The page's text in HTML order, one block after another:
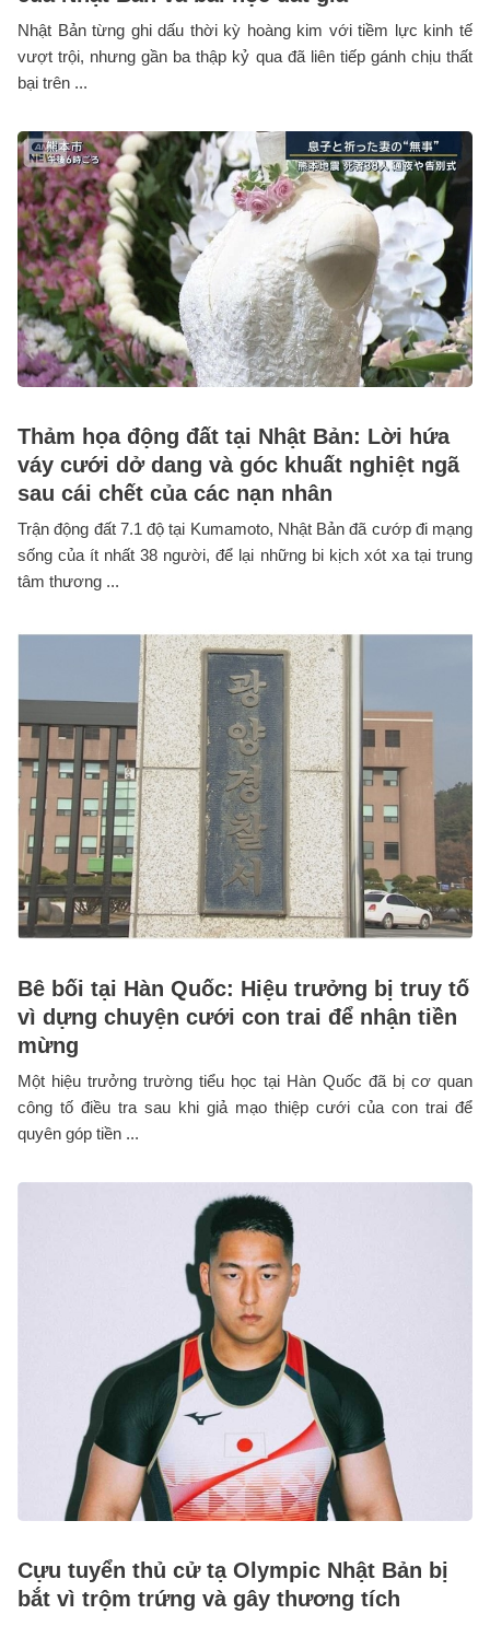
Nhật Bản từng ghi dấu thời kỳ hoàng kim với tiềm lực kinh tế
vượt trội, nhưng gần ba thập kỷ qua đã liên tiếp gánh chịu thất
bại trên ...
Thảm họa động đất tại Nhật Bản: Lời hứa
váy cưới dở dang và góc khuất nghiệt ngã
sau cái chết của các nạn nhân
Trận động đất 7.1 độ tại Kumamoto, Nhật Bản đã cướp đi mạng
sống của ít nhất 38 người, để lại những bi kịch xót xa tại trung
tâm thương ...
Bê bối tại Hàn Quốc: Hiệu trưởng bị truy tố
vì dựng chuyện cưới con trai để nhận tiền
mừng
Một hiệu trưởng trường tiểu học tại Hàn Quốc đã bị cơ quan
công tố điều tra sau khi giả mạo thiệp cưới của con trai để
quyên góp tiền ...
Cựu tuyển thủ cử tạ Olympic Nhật Bản bị
bắt vì trộm trứng và gây thương tích